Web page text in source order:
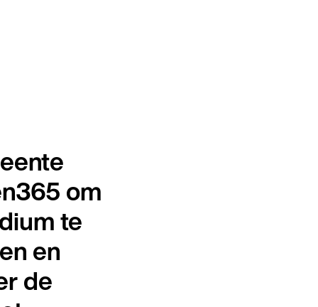
om
te
en
de